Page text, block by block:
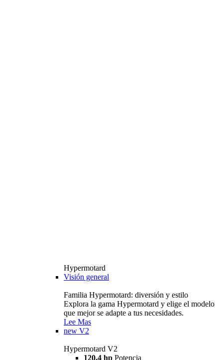
Hypermotard
Visión general
Familia Hypermotard: diversión y estilo
Explora la gama Hypermotard y elige el modelo
que mejor se adapte a tus necesidades.
Lee Mas
new V2
Hypermotard V2
120,4 hp Potencia